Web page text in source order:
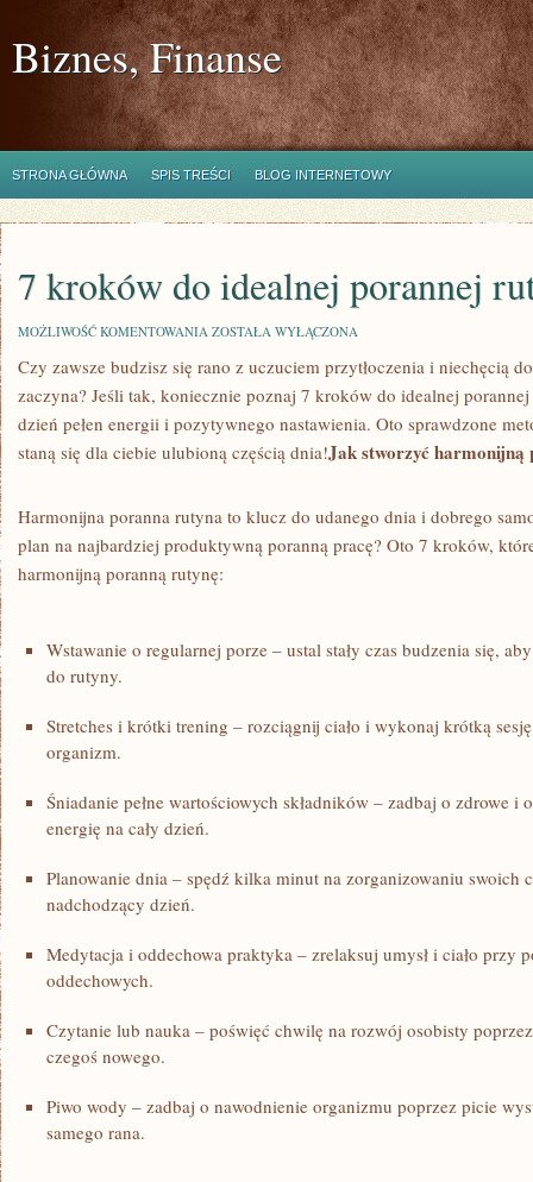
Biznes, Finanse
STRONA GŁÓWNA SPIS TREŚCI BLOG INTERNETOWY
7 kroków do idealnej porannej
MOŻLIWOŚĆ KOMENTOWANIA 7
DO
PORANNEJ
RUTYNY
ZOSTAŁA WYŁĄCZONA
Czy zawsze budzisz się rano z uczuciem przytłoczenia i niechęcią
zaczyna?⁣ Jeśli tak, koniecznie ⁤poznaj 7 ‍kroków do idealnej
dzień pełen energii i‌ pozytywnego⁣ nastawienia. Oto sprawdzone
staną się dla ciebie ulubioną ⁣częścią dnia!Jak stworzyć harmonijną
Harmonijna poranna rutyna to klucz do udanego dnia i dobrego
plan na najbardziej produktywną poranną pracę? Oto 7 kroków,
harmonijną poranną rutynę:
Wstawanie‌ o regularnej porze⁢ – ustal stały czas budzenia się,
do ‍rutyny.
Stretches i krótki ‌trening – rozciągnij ciało i wykonaj ‌krótką
‍organizm.
Śniadanie pełne wartościowych składników – zadbaj o zdrowe i
energię na cały dzień.
Planowanie dnia – spędź‌ kilka minut na zorganizowaniu swoich
nadchodzący dzień.
Medytacja i oddechowa praktyka – zrelaksuj umysł⁣ i ciało przy
oddechowych.
Czytanie lub nauka – poświęć chwilę na rozwój osobisty
czegoś nowego.
Piwo wody – zadbaj o nawodnienie organizmu poprzez picie
samego⁣ rana.